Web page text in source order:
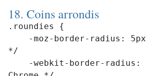
18. Coins arrondis
.roundies {
*/